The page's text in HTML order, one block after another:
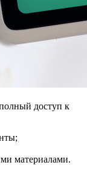
доступ к
материалами.